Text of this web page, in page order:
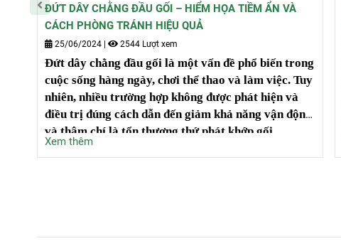
ĐỨT DÂY CHẰNG ĐẦU GỐI – HIỂM HỌA TIỀM ẨN VÀ
CÁCH PHÒNG TRÁNH HIỆU QUẢ
25/06/2024 2544 Lượt xem
Đứt dây chằng đầu gối là một vấn đề phổ biến trong
cuộc sống hàng ngày, chơi thể thao và làm việc. Tuy
nhiên, nhiều trường hợp không được phát hiện và
điều trị đúng cách dẫn đến giảm khả năng vận động
và thậm chí là tổn thương thứ phát khớp gối.
Xem thêm